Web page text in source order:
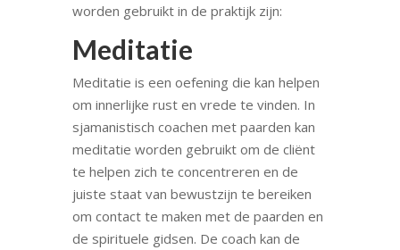
worden gebruikt in de praktijk zijn:
Meditatie
Meditatie is een oefening die kan helpen
om innerlijke rust en vrede te vinden. In
sjamanistisch coachen met paarden kan
meditatie worden gebruikt om de cliënt
te helpen zich te concentreren en de
juiste staat van bewustzijn te bereiken
om contact te maken met de paarden en
de spirituele gidsen. De coach kan de